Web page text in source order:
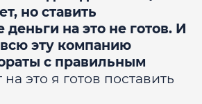
но ставить
на это не готов. И
эту компанию
с правильным
на это я готов поставить